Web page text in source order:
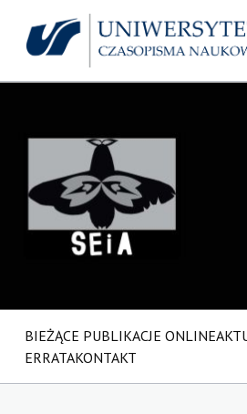
BIEŻĄCE PUBLIKACJE ONLINE
ERRATAKONTAKT